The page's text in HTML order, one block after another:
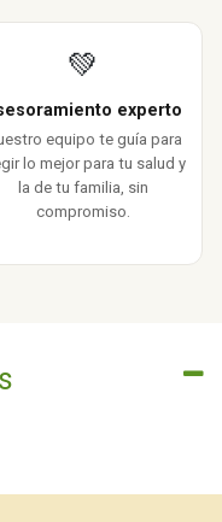
💚
experto
equipo te guía para
lo mejor para tu salud y
la de tu familia, sin
compromiso.